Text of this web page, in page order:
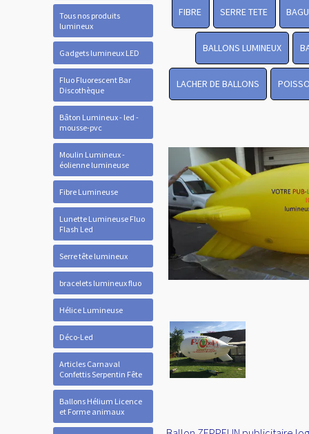
Tous nos produits
lumineux
Gadgets lumineux LED
Fluo Fluorescent Bar
Discothèque
Bâton Lumineux - led -
mousse-pvc
Moulin Lumineux -
éolienne lumineuse
Fibre Lumineuse
Lunette Lumineuse Fluo
Flash Led
Serre tête lumineux
bracelets lumineux fluo
Hélice Lumineuse
Déco-Led
Articles Carnaval
Confettis Serpentin Fête
Ballons Hélium Licence
et Forme animaux
FIBRE SERRE TETE
BALLONS LUMINEUX
LACHER DE BALLONS